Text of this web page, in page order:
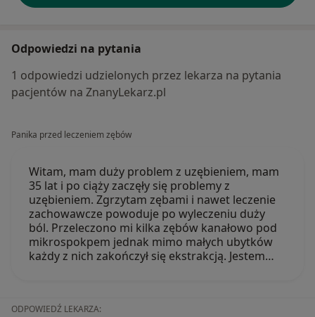
Odpowiedzi na pytania
1 odpowiedzi udzielonych przez lekarza na pytania
pacjentów na ZnanyLekarz.pl
Panika przed leczeniem zębów
Witam, mam duży problem z uzębieniem, mam
35 lat i po ciąży zaczęły się problemy z
uzębieniem. Zgrzytam zębami i nawet leczenie
zachowawcze powoduje po wyleczeniu duży
ból. Przeleczono mi kilka zębów kanałowo pod
mikrospokpem jednak mimo małych ubytków
każdy z nich zakończył się ekstrakcją. Jestem…
ODPOWIEDŹ LEKARZA: